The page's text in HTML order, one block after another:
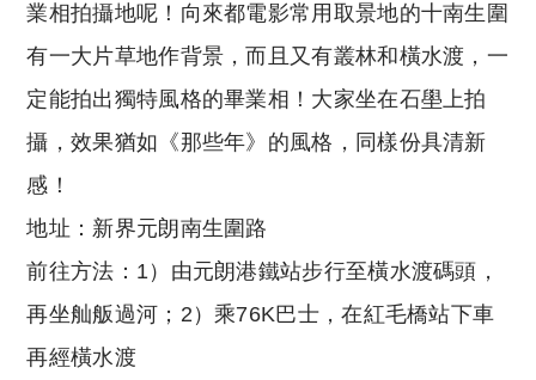
業相拍攝地呢！向來都電影常用取景地的十南生圍
有一大片草地作背景，而且又有叢林和橫水渡，一
定能拍出獨特風格的畢業相！大家坐在石壆上拍
攝，效果猶如《那些年》的風格，同樣份具清新
感！
地址：新界元朗南生圍路
前往方法：1）由元朗港鐵站步行至橫水渡碼頭，
再坐舢舨過河；2）乘76K巴士，在紅毛橋站下車
再經橫水渡